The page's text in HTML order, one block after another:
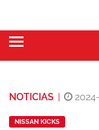
NOTICIAS |
NISSAN KICKS